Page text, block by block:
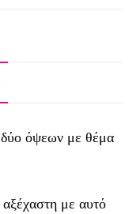
δύο όψεων με θέμα
αξέχαστη με αυτό